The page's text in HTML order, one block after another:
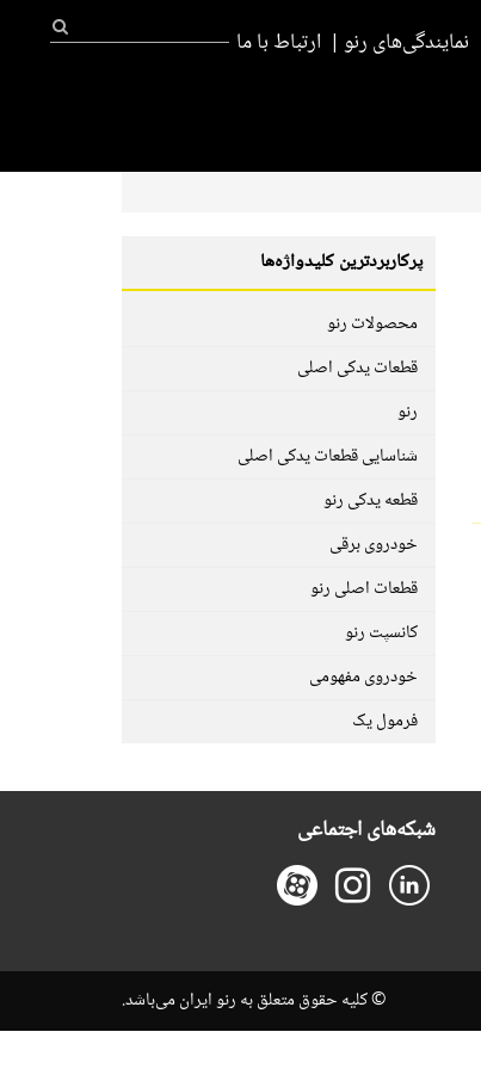
نمایندگی‌های رنو ارتباط با ما
پرکاربردترین کلیدواژه‌ها
محصولات رنو
قطعات یدکی اصلی
رنو
شناسایی قطعات یدکی اصلی
قطعه یدکی رنو
خودروی برقی
قطعات اصلی رنو
کانسپت رنو
خودروی مفهومی
فرمول یک
شبکه‌های اجتماعی
© کلیه حقوق متعلق به رنو ایران می‌باشد.